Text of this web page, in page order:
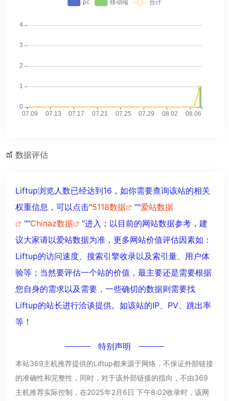
数据评估
Liftup浏览人数已经达到16，如你需要查询该站的相关
权重信息，可以点击"5118数据 ""爱站数据
""Chinaz数据
"进入；以目前的网站数据参考，建
议大家请以爱站数据为准，更多网站价值评估因素如：
Liftup的访问速度、搜索引擎收录以及索引量、用户体
验等；当然要评估一个站的价值，最主要还是需要根据
您自身的需求以及需要，一些确切的数据则需要找
Liftup的站长进行洽谈提供。如该站的IP、PV、跳出率
等！
特别声明
本站369主机推荐提供的Liftup都来源于网络，不保证外部链接
的准确性和完整性，同时，对于该外部链接的指向，不由369
主机推荐实际控制，在2025年2月6日 下午8:02收录时，该网